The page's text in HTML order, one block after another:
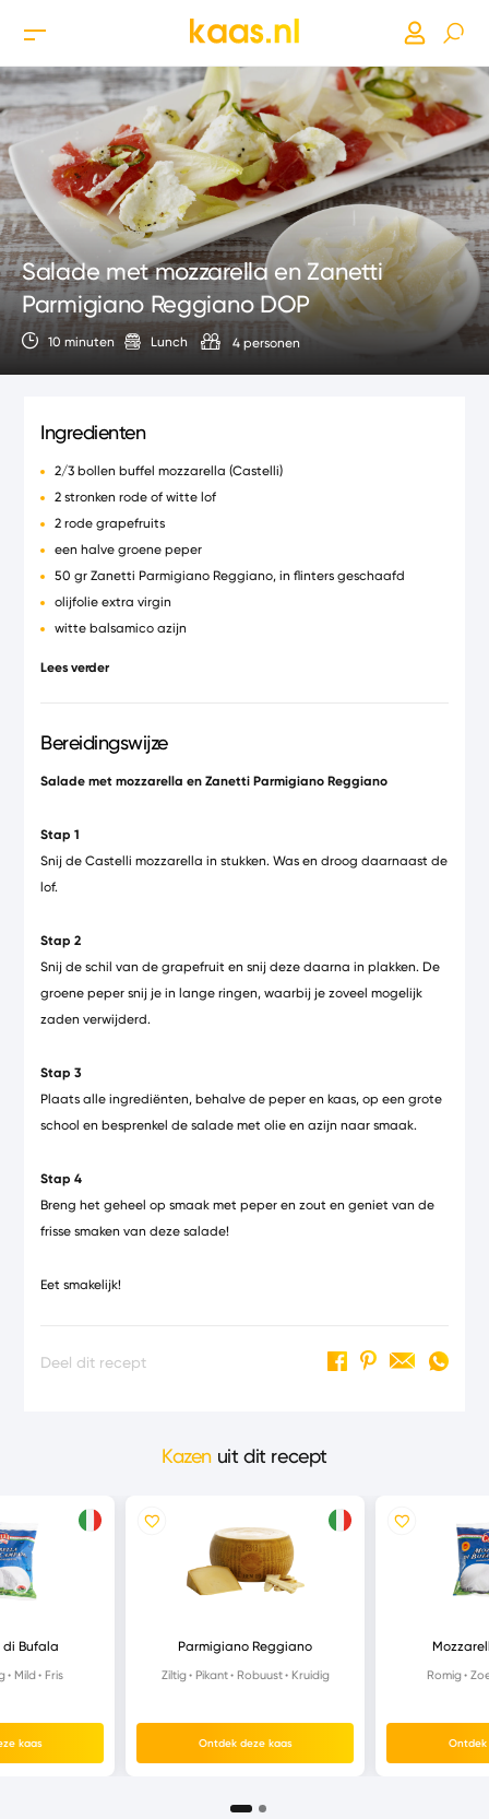
Salade met mozzarella en Zanetti
Parmigiano Reggiano DOP
10 minuten Lunch 4 personen
Ingredienten
2/3 bollen buffel mozzarella (Castelli)
2 stronken rode of witte lof
2 rode grapefruits
een halve groene peper
50 gr Zanetti Parmigiano Reggiano, in flinters geschaafd
olijfolie extra virgin
witte balsamico azijn
Lees verder
Bereidingswijze
Salade met mozzarella en Zanetti Parmigiano Reggiano
Stap 1
Snij de Castelli mozzarella in stukken. Was en droog daarnaast de
lof.
Stap 2
Snij de schil van de grapefruit en snij deze daarna in plakken. De
groene peper snij je in lange ringen, waarbij je zoveel mogelijk
zaden verwijderd.
Stap 3
Plaats alle ingrediënten, behalve de peper en kaas, op een grote
school en besprenkel de salade met olie en azijn naar smaak.
Stap 4
Breng het geheel op smaak met peper en zout en geniet van de
frisse smaken van deze salade!
Eet smakelijk!
Deel dit recept
Kazen uit dit recept
Bufala
Mild Fris
kaas
Parmigiano Reggiano
Ziltig Pikant Robuust Kruidig
Ontdek deze kaas
Romig
Ontdek